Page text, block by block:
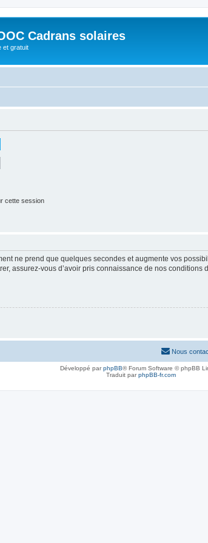
Cadrans solaires
et gratuit
cette session
ne prend que quelques secondes et augmente vos
assurez-vous d’avoir pris connaissance de nos
Nous
Développé parphpBB® Forum Software © phpBB
Traduit parphpBB-fr.com